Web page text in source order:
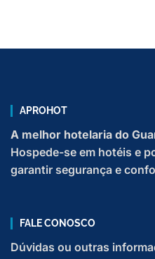
APROHOT
A melhor hotelaria do
Hospede-se em hotéis e
garantir segurança e
FALE CONOSCO
Dúvidas ou outras